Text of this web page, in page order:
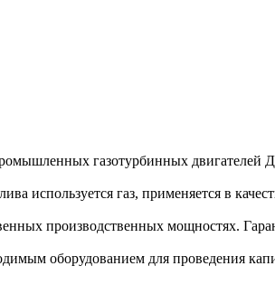
газотурбинных двигателей
используется газ, применяется в
производственных мощностях.
оборудованием для проведения